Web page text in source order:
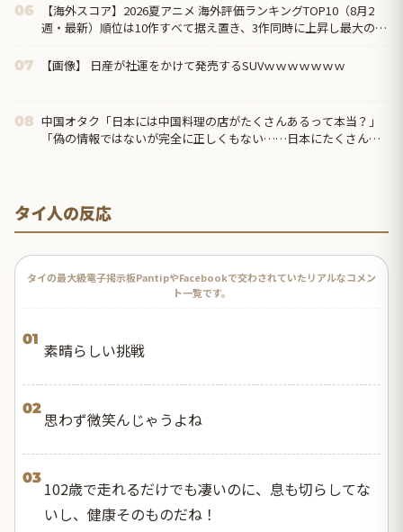
06
【海外スコア】2026夏アニメ 海外評価ランキングTOP10（8月2
週・最新）順位は10作すべて据え置き、3作同時に上昇し最大の上
07 【画像】 日産が社運をかけて発売するSUVｗｗｗｗｗｗｗ
08 中国オタク「日本には中国料理の店がたくさんあるって本当？」
「偽の情報ではないが完全に正しくもない……日本にたくさんあ
タイ人の反応
タイの最大級電子掲示板PantipやFacebookで交わされていたリアルなコメン
ト一覧です。
01
素晴らしい挑戦
02
思わず微笑んじゃうよね
03
102歳で走れるだけでも凄いのに、息も切らしてな
いし、健康そのものだね！